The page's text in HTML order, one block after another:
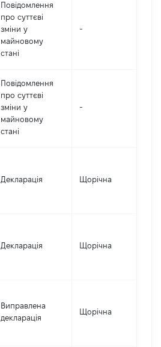
Повідомлення
про суттєві
зміни y
майновому
стані
-
Повідомлення
про суттєві
зміни y
майновому
стані
-
Декларація Щорічна
Декларація Щорічна
Виправлена
декларація
Щорічна